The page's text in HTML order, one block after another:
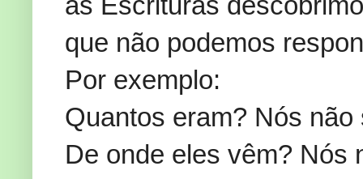
que não podemos
Por exemplo:
Quantos eram? Nós não
De onde eles vêm? Nós